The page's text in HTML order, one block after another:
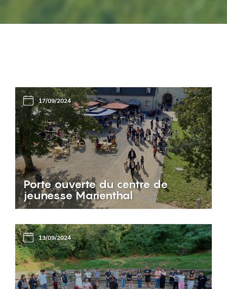
17/09/2024
Porte ouverte du centre de
jeunesse Marienthal
13/09/2024